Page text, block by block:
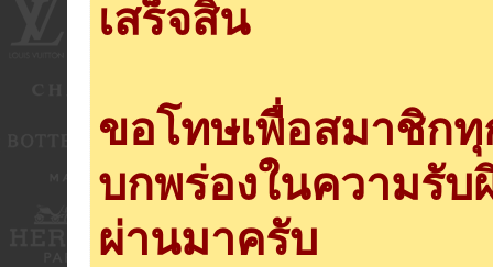
เสร็จสิ้น
ขอโทษเพื่อสมาชิก
บกพร่องในความรั
ผ่านมาครับ